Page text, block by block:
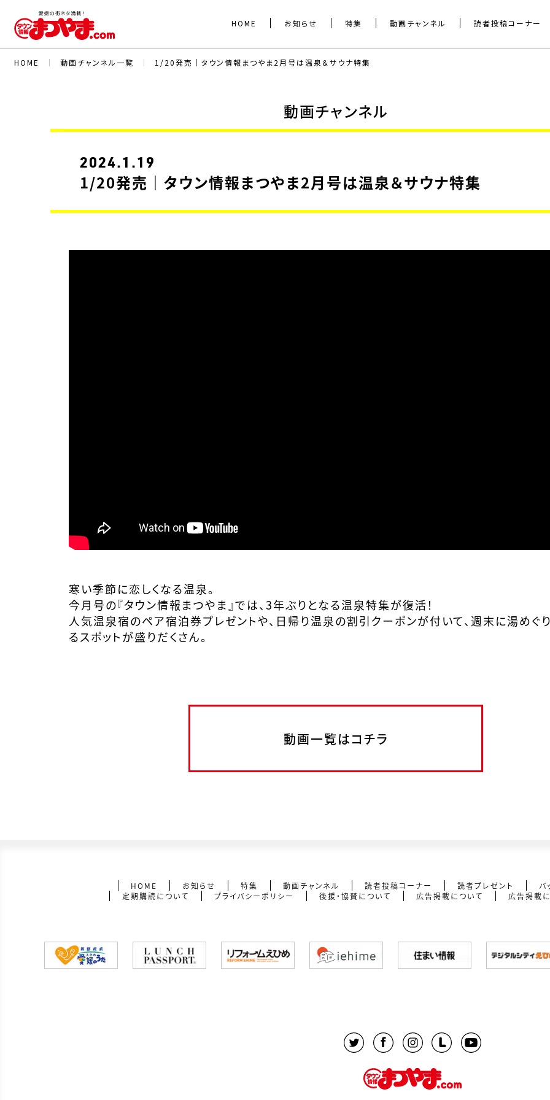
HOME お知らせ 特集 動画チャンネル 読者投稿コーナー
HOME ｜ 動画チャンネル一覧 ｜ 1/20発売｜タウン情報まつやま2月号は温泉＆サウナ特集
動画チャンネル
2024.1.19
1/20発売｜タウン情報まつやま2月号は温泉＆サウナ特集
寒い季節に恋しくなる温泉。
今月号の『タウン情報まつやま』では、3年ぶりとなる温泉特集が復活！
人気温泉宿のペア宿泊券プレゼントや、日帰り温泉の割引クーポンが付いて、週末に湯めぐ
るスポットが盛りだくさん。
動画一覧はコチラ
HOME お知らせ 特集 動画チャンネル 読者投稿コーナー 読者プレゼント
バ
定期購読について
プライバシーポリシー 後援・協賛について 広告掲載について 広告掲載